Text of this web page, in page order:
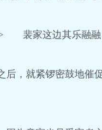
家这边其乐融融
，就紧锣密鼓地催